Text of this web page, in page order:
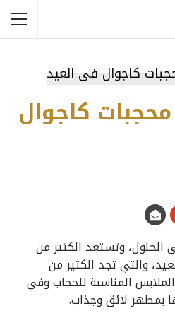
كاجوال
الحلول، وتستعد الكثير من
والتي تجد الكثير من
المناسبة للحجاب وفي
بمظهر لائق وجذاب.